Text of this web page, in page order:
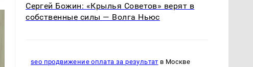
Сергей Божин: «Крылья Советов» верят в
собственные силы — Волга Ньюс
seo продвижение оплата за результат в Москве